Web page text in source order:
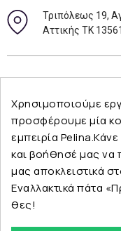
Τριπόλεως 19,
Αττικής ΤΚ 13561
Εταιρεία
Χρησιμοποιούμε
προσφέρουμε μία
εμπειρία
και βοήθησέ μας να
μας αποκλειστικά
Εναλλακτικά πάτα
θες!